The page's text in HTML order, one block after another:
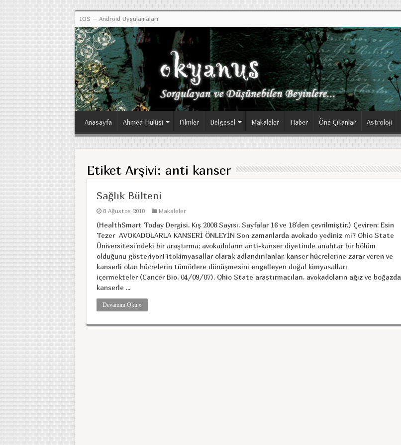
IOS – Android Uygulamaları
Anasayfa Ahmed Hulûsi Filmler Belgesel Makaleler Haber Öne Çıkanlar Astroloji
Etiket Arşivi: anti kanser
Sağlık Bülteni
8 Ağustos 2010 Makaleler
(HealthSmart Today Dergisi, Kış 2008 Sayısı, Sayfalar 16 ve 18’den çevrilmiştir.) Çeviren: Esin
Tezer AVOKADOLARLA KANSERİ ÖNLEYİN Son zamanlarda avokado yediniz mi? Ohio State
Üniversitesi’ndeki bir araştırma; avokadoların anti-kanser diyetinde anahtar bir bölüm
olduğunu gösteriyor.Fitokimyasallar olarak adlandırılanlar, kanser hücrelerine zarar veren ve
kanserli olan hücrelerin tümörlere dönüşmesini engelleyen doğal kimyasalları
içermekteler (Cancer Bio, 04/09/07). Ohio State araştırmacıları, avokadoların ağız ve boğazda
kanserle ...
Devamını Oku »